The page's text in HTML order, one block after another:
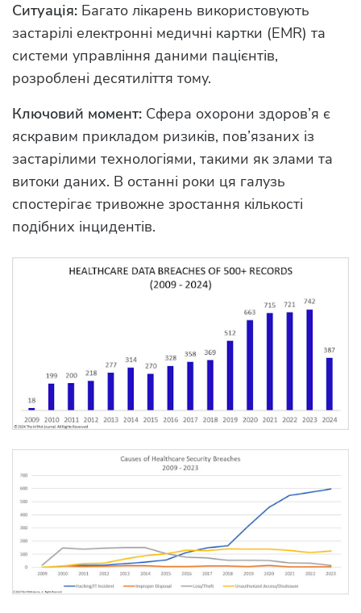
Ситуація: Багато лікарень використовують
застарілі електронні медичні картки (EMR) та
системи управління даними пацієнтів,
розроблені десятиліття тому.
Ключовий момент: Сфера охорони здоров’я є
яскравим прикладом ризиків, пов’язаних із
застарілими технологіями, такими як злами та
витоки даних. В останні роки ця галузь
спостерігає тривожне зростання кількості
подібних інцидентів.